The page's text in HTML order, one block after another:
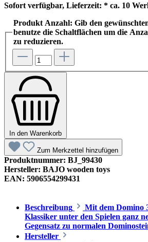
Sofort verfügbar, Lieferzeit: * ca. 10
Produkt Anzahl: Gib den
benutze die Schaltflächen um die
zu reduzieren.
In den Warenkorb
Zum Merkzettel hinzufügen
Produktnummer: BJ_99430
Hersteller: BAJO wooden toys
EAN: 5906554299431
Beschreibung
Mit dem Domino
Klassiker unter den Spielen ganz
Gegensatz zu normalen
Hersteller